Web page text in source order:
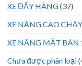
XE ĐẨY HÀNG(37)
XE NÂNG CAO
XE NÂNG MẶT BÀN
Chưa được phân loại